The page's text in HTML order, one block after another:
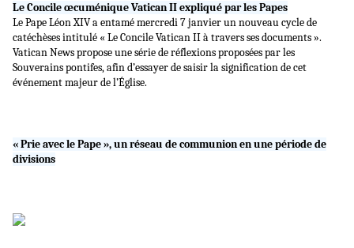
Le Concile œcuménique Vatican II expliqué par les Papes
Le Pape Léon XIV a entamé mercredi 7 janvier un nouveau cycle de
catéchèses intitulé « Le Concile Vatican II à travers ses documents ».
Vatican News propose une série de réflexions proposées par les
Souverains pontifes, afin d’essayer de saisir la signification de cet
événement majeur de l’Église.
« Prie avec le Pape », un réseau de communion en une période de
divisions